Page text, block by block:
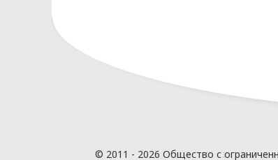
© 2011 - 2026 Общество с
2.2. ООО
локальные правовые акты и
Положение об обработке и
Положение о порядке
иные локальные правовые